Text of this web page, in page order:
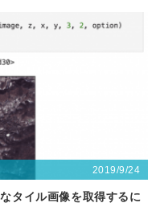
2019/9/24
タイル画像を取得するに